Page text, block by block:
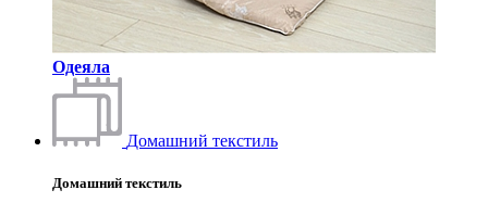
Одеяла
Домашний текстиль
Домашний текстиль